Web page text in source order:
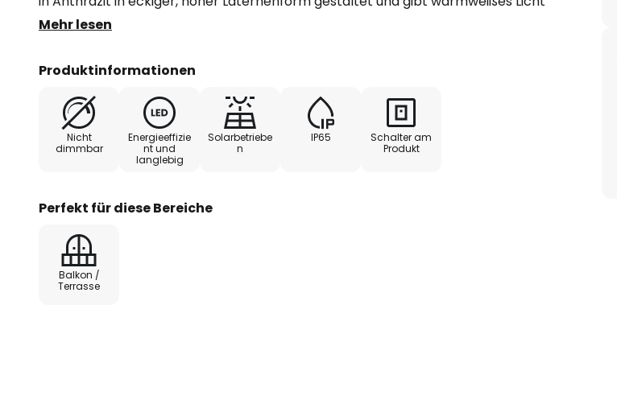
nach unten ab. Der Betrieb erfolgt dank der Ausstattung mit Solarmodul, Akku und
- UV-beständige Pulverbeschichtung
- Schrauben aus rostfreiem Stahl
- Ladezeit: 8 - 10 h
- Betriebszeit: 23 - 25 h
- austauschbarer Akku
Mehr lesen
Produktinformationen
Nicht
dimmbar
Energieeffizie
nt und
langlebig
Solarbetriebe
n
IP65
Schalter am
Produkt
Perfekt für diese Bereiche
Balkon /
Terrasse